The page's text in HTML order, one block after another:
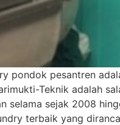
pondok pesantren
Teknik adalah
selama sejak 2008
terbaik yang